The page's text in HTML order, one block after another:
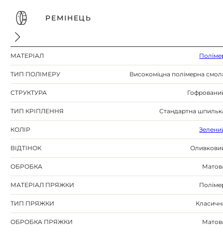
РЕМІНЕЦЬ
МАТЕРІАЛ
ТИП ПОЛІМЕРУ Високоміцна полімерна
СТРУКТУРА
ТИП КРІПЛЕННЯ Стандартна
КОЛІР
ВІДТІНОК
ОБРОБКА
МАТЕРІАЛ ПРЯЖКИ
ТИП ПРЯЖКИ
ОБРОБКА ПРЯЖКИ